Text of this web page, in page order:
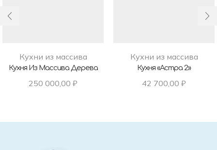
Кухни из массива
Кухня Из Массива Дерева
250 000,00 ₽
Кухни из массива
Кухня «Астра 2»
42 700,00 ₽